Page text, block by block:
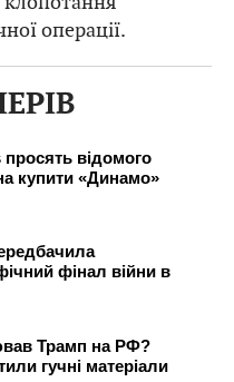
операції.